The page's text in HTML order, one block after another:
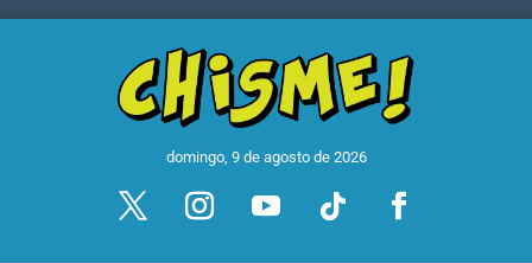
domingo, 9 de agosto de 2026